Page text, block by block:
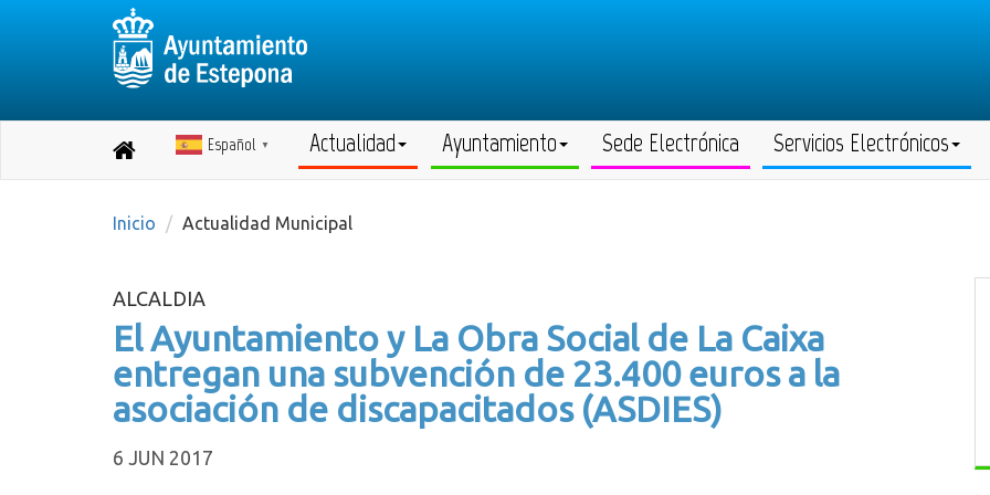
Destino:
inicio
Español ▼ Actualidad Ayuntamiento Sede Electrónica Servicios Electrónicos
Inicio Actualidad Municipal
ALCALDIA
El Ayuntamiento y La Obra Social de La Caixa
entregan una subvención de 23.400 euros a la
asociación de discapacitados (ASDIES)
6 JUN 2017